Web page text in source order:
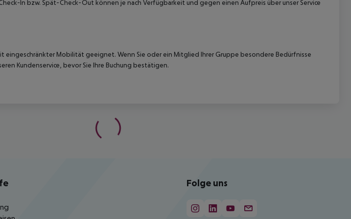
In bzw. Spät-Check-Out können je nach Verfügbarkeit und gegen einen Aufpreis über unser Service
eingeschränkter Mobilität geeignet. Wenn Sie oder ein Mitglied Ihrer Gruppe besondere Bedürfnisse
Kundenservice, bevor Sie Ihre Buchung bestätigen.
Folge uns